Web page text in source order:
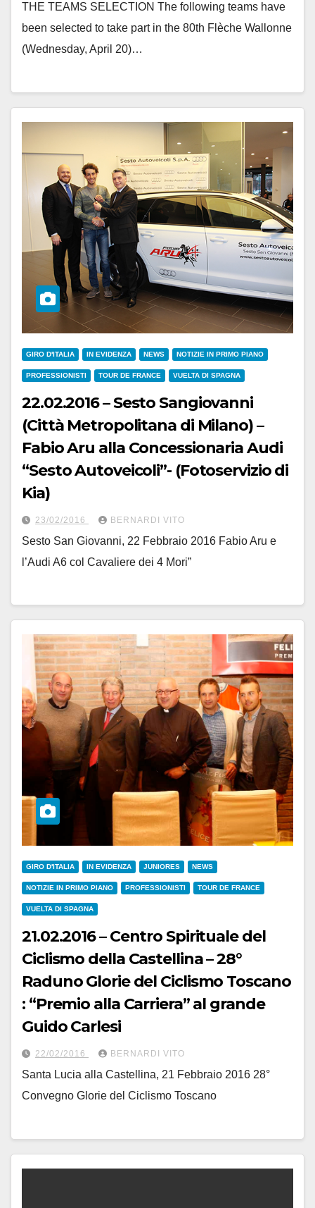
THE TEAMS SELECTION The following teams have
been selected to take part in the 80th Flèche Wallonne
(Wednesday, April 20)…
GIRO D'ITALIA IN EVIDENZA NEWS NOTIZIE IN PRIMO PIANO
PROFESSIONISTI TOUR DE FRANCE VUELTA DI SPAGNA
22.02.2016 – Sesto Sangiovanni
(Città Metropolitana di Milano) –
Fabio Aru alla Concessionaria Audi
“Sesto Autoveicoli”- (Fotoservizio di
Kia)
23/02/2016 BERNARDI VITO
Sesto San Giovanni, 22 Febbraio 2016 Fabio Aru e
l’Audi A6 col Cavaliere dei 4 Mori”
GIRO D'ITALIA IN EVIDENZA JUNIORES NEWS
NOTIZIE IN PRIMO PIANO PROFESSIONISTI TOUR DE FRANCE
VUELTA DI SPAGNA
21.02.2016 – Centro Spirituale del
Ciclismo della Castellina – 28°
Raduno Glorie del Ciclismo Toscano
: “Premio alla Carriera” al grande
Guido Carlesi
22/02/2016 BERNARDI VITO
Santa Lucia alla Castellina, 21 Febbraio 2016 28°
Convegno Glorie del Ciclismo Toscano